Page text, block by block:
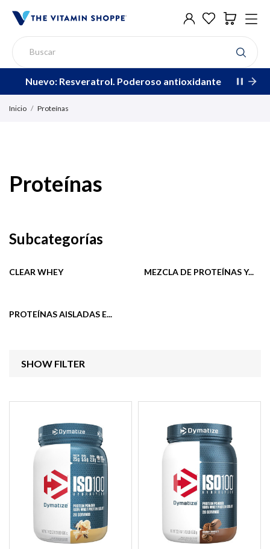
Nuevo: Resveratrol. Poderoso antioxidante
Inicio Proteínas
Proteínas
Subcategorías
CLEAR WHEY MEZCLA DE PROTEÍNAS Y...
PROTEÍNAS AISLADAS E...
SHOW FILTER